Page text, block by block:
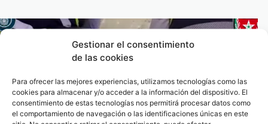
Gestionar el consentimiento
de las cookies
Para ofrecer las mejores experiencias, utilizamos tecnologías como las
cookies para almacenar y/o acceder a la información del dispositivo. El
consentimiento de estas tecnologías nos permitirá procesar datos como
el comportamiento de navegación o las identificaciones únicas en este